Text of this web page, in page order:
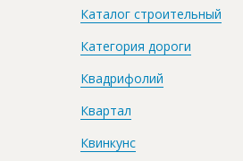
Каталог строительный
Категория дороги
Квадрифолий
Квартал
Квинкунс